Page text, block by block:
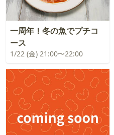
一周年！冬の魚でプチコ
ース
1/22 (金) 21:00〜22:00